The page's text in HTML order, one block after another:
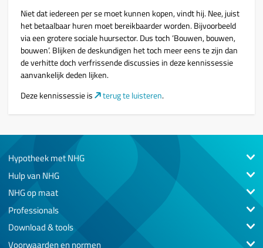
Niet dat iedereen per se moet kunnen kopen, vindt hij. Nee, juist
het betaalbaar huren moet bereikbaarder worden. Bijvoorbeeld
via een grotere sociale huursector. Dus toch ‘Bouwen, bouwen,
bouwen’. Blijken de deskundigen het toch meer eens te zijn dan
de verhitte doch verfrissende discussies in deze kennissessie
aanvankelijk deden lijken.
Deze kennissessie is
terug te luisteren.
Hypotheek met NHG
Hulp van NHG
NHG op maat
Professionals
Download & tools
Voorwaarden en normen